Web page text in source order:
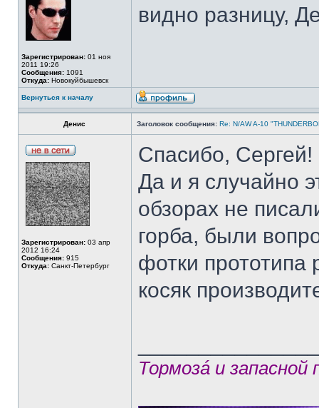
Зарегистрирован: 01 ноя
2011 19:26
Сообщения: 1091
Откуда: Новокуйбышевск
видно разницу,
Вернуться к началу
Денис Заголовок сообщения: Re: N/AW A-10
Зарегистрирован: 03 апр
2012 16:24
Сообщения: 915
Откуда: Санкт-Петербург
Спасибо,
Да и я случайно
обзорах не
горба, были
фотки прототипа
косяк
Тормозá и